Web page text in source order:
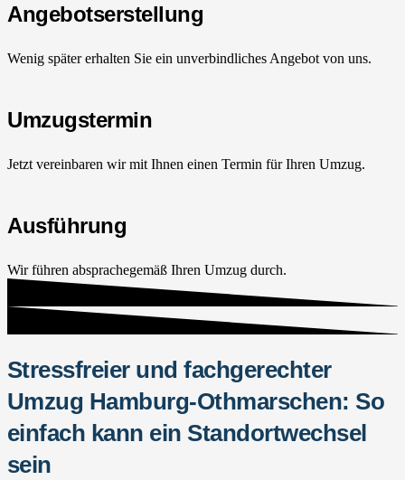
Angebotserstellung
Wenig später erhalten Sie ein unverbindliches Angebot von uns.
Umzugstermin
Jetzt vereinbaren wir mit Ihnen einen Termin für Ihren Umzug.
Ausführung
Wir führen absprachegemäß Ihren Umzug durch.
Stressfreier und fachgerechter
Umzug Hamburg-Othmarschen: So
einfach kann ein Standortwechsel
sein